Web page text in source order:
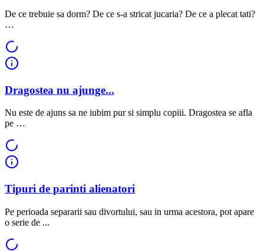
De ce trebuie sa dorm? De ce s-a stricat jucaria? De ce a plecat tati?
…
Dragostea nu ajunge...
Nu este de ajuns sa ne iubim pur si simplu copiii. Dragostea se afla
pe …
Tipuri de parinti alienatori
Pe perioada separarii sau divortului, sau in urma acestora, pot apare
o serie de ...